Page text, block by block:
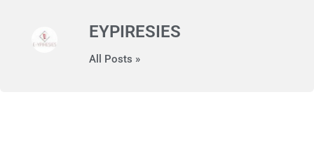
EYPIRESIES
All Posts »